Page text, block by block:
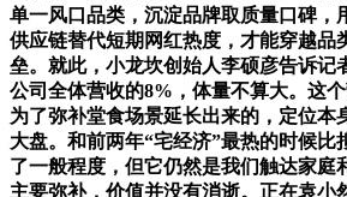
单一风口品类，沉淀品牌取质量口碑，
供应链替代短期网红热度，才能穿越品
垒。就此，小龙坎创始人李硕彦告诉记
公司全体营收的8%，体量不算大。这
为了弥补堂食场景延长出来的，定位本
大盘。和前两年“宅经济”最热的时候比
了一般程度，但它仍然是我们触达家庭
主要弥补，价值并没有消逝。正在袁小